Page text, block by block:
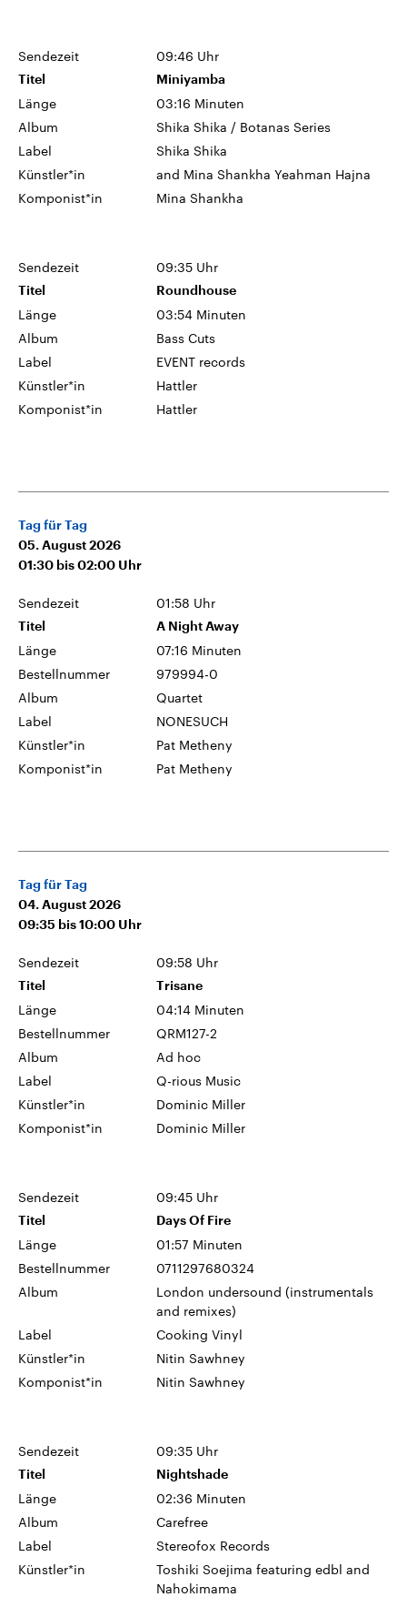
Sendezeit 09:46 Uhr
Titel Miniyamba
Länge
03:16 Minuten
Album
Shika Shika / Botanas Series
Label
Shika Shika
Künstler*in
and Mina Shankha Yeahman Hajna
Komponist*in
Mina Shankha
Sendezeit 09:35 Uhr
Titel Roundhouse
Länge
03:54 Minuten
Album
Bass Cuts
Label
EVENT records
Künstler*in
Hattler
Komponist*in
Hattler
Tag für Tag
05. August 2026
01:30 bis 02:00 Uhr
Sendezeit 01:58 Uhr
Titel A Night Away
Länge
07:16 Minuten
Bestellnummer
979994-0
Album
Quartet
Label
NONESUCH
Künstler*in
Pat Metheny
Komponist*in
Pat Metheny
Tag für Tag
04. August 2026
09:35 bis 10:00 Uhr
Sendezeit 09:58 Uhr
Titel Trisane
Länge
04:14 Minuten
Bestellnummer
QRM127-2
Album
Ad hoc
Label
Q-rious Music
Künstler*in
Dominic Miller
Komponist*in
Dominic Miller
Sendezeit 09:45 Uhr
Titel Days Of Fire
Länge
01:57 Minuten
Bestellnummer
0711297680324
Album
London undersound (instrumentals
and remixes)
Label
Cooking Vinyl
Künstler*in
Nitin Sawhney
Komponist*in
Nitin Sawhney
Sendezeit 09:35 Uhr
Titel Nightshade
Länge
02:36 Minuten
Album
Carefree
Label
Stereofox Records
Künstler*in
Toshiki Soejima featuring edbl and
Nahokimama